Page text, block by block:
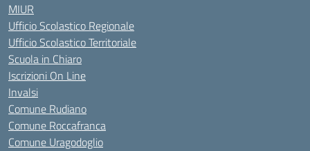
MIUR
Ufficio Scolastico Regionale
Ufficio Scolastico Territoriale
Scuola in Chiaro
Iscrizioni On Line
Invalsi
Comune Rudiano
Comune Roccafranca
Comune Uragodoglio